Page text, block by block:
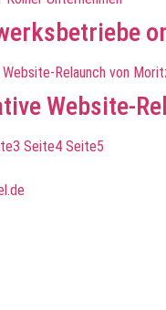
Website-
3 Seite4 Seite5